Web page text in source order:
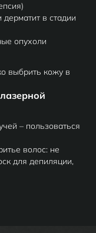
в стадии
опухоли
выбрить кожу в
– пользоваться
волос: не
для депиляции,